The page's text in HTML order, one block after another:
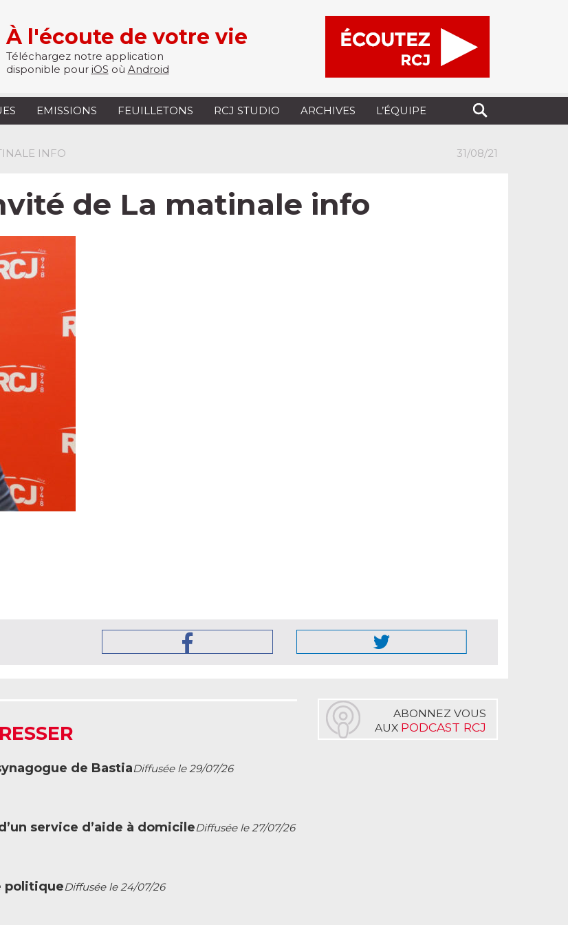
À l'écoute de votre vie
Téléchargez notre application
disponible pour iOS où Android
EMISSIONS FEUILLETONS RCJ STUDIO ARCHIVES L’ÉQUIPE
INFO 31/08/21
de La matinale info
de BastiaDiffusée le 29/07/26
service d’aide à domicileDiffusée le 27/07/26
politiqueDiffusée le 24/07/26
ABONNEZ VOUS
AUX PODCAST RCJ